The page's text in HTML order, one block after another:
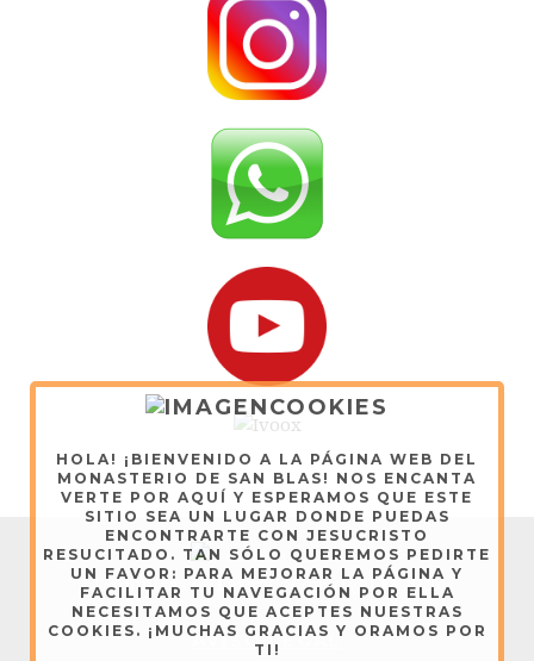
RSS
Dominicas de Lerma - Copyright © 2026
AVISO LEGAL
HOLA! ¡BIENVENIDO A LA PÁGINA WEB DEL
MONASTERIO DE SAN BLAS! NOS ENCANTA
VERTE POR AQUÍ Y ESPERAMOS QUE ESTE
SITIO SEA UN LUGAR DONDE PUEDAS
ENCONTRARTE CON JESUCRISTO
RESUCITADO. TAN SÓLO QUEREMOS PEDIRTE
UN FAVOR: PARA MEJORAR LA PÁGINA Y
FACILITAR TU NAVEGACIÓN POR ELLA
NECESITAMOS QUE ACEPTES NUESTRAS
COOKIES. ¡MUCHAS GRACIAS Y ORAMOS POR
TI!